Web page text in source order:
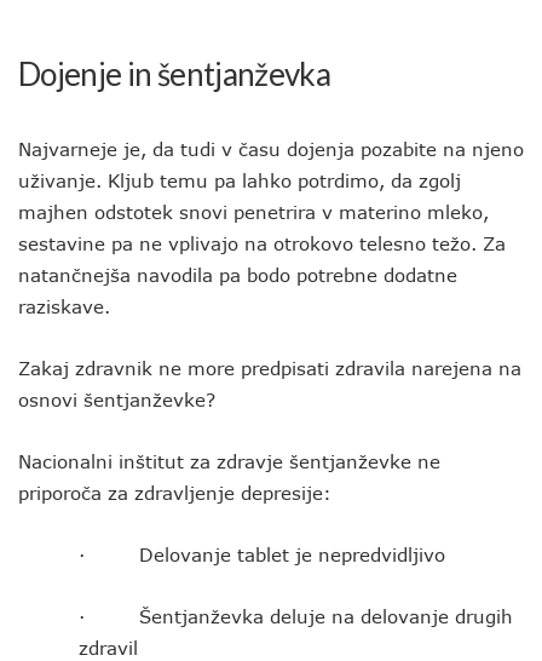
Dojenje in šentjanževka
Najvarneje je, da tudi v času dojenja pozabite na njeno
uživanje. Kljub temu pa lahko potrdimo, da zgolj
majhen odstotek snovi penetrira v materino mleko,
sestavine pa ne vplivajo na otrokovo telesno težo. Za
natančnejša navodila pa bodo potrebne dodatne
raziskave.
Zakaj zdravnik ne more predpisati zdravila narejena na
osnovi šentjanževke?
Nacionalni inštitut za zdravje šentjanževke ne
priporoča za zdravljenje depresije:
· Delovanje tablet je nepredvidljivo
· Šentjanževka deluje na delovanje drugih
zdravil